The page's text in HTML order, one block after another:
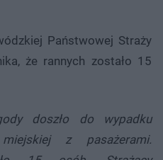
Państwowej Straży
że rannych zostało 15
doszło do wypadku
z pasażerami.